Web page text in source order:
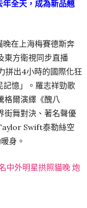
全天，成為新品翹
晚在上海梅賽德斯奔
東方衛視同步直播
拼出4小時的國際化狂
記憶」。羅志祥勁歌
格爾演繹《醜八
舞對決、 著名聲優
Swift泰勒絲空
身。
中外明星拱照貓晚 炮